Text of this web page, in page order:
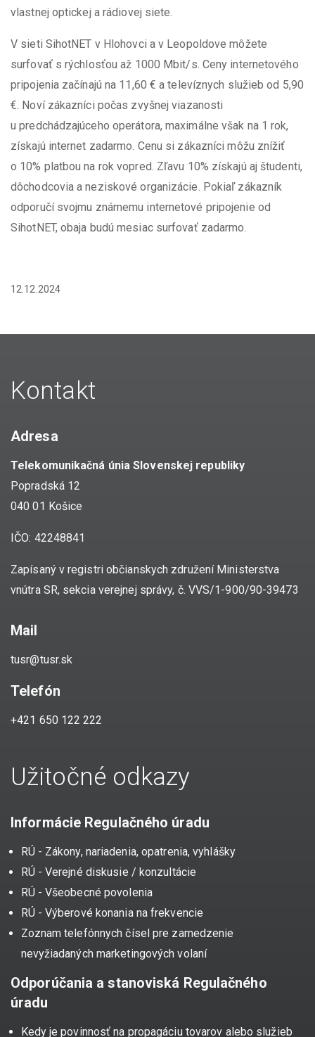
vlastnej optickej a rádiovej siete.
V sieti SihotNET v Hlohovci a v Leopoldove môžete
surfovať s rýchlosťou až 1000 Mbit/s. Ceny internetového
pripojenia začínajú na 11,60 € a televíznych služieb od 5,90
€. Noví zákazníci počas zvyšnej viazanosti
u predchádzajúceho operátora, maximálne však na 1 rok,
získajú internet zadarmo. Cenu si zákazníci môžu znížiť
o 10% platbou na rok vopred. Zľavu 10% získajú aj študenti,
dôchodcovia a neziskové organizácie. Pokiaľ zákazník
odporučí svojmu známemu internetové pripojenie od
SihotNET, obaja budú mesiac surfovať zadarmo.
12.12.2024
Kontakt
Adresa
Telekomunikačná únia Slovenskej republiky
Popradská 12
040 01 Košice
IČO: 42248841
Zapísaný v registri občianskych združení Ministerstva
vnútra SR, sekcia verejnej správy, č. VVS/1-900/90-39473
Mail
tusr@tusr.sk
Telefón
+421 650 122 222
Užitočné odkazy
Informácie Regulačného úradu
RÚ - Zákony, nariadenia, opatrenia, vyhlášky
RÚ - Verejné diskusie / konzultácie
RÚ - Všeobecné povolenia
RÚ - Výberové konania na frekvencie
Zoznam telefónnych čísel pre zamedzenie
nevyžiadaných marketingových volaní
Odporúčania a stanoviská Regulačného
úradu
Kedy je povinnosť na propagáciu tovarov alebo služieb